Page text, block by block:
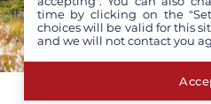
time by clicking on the
choices will be valid for this
and we will not contact you